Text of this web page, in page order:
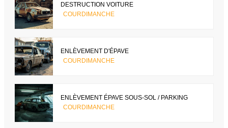
DESTRUCTION VOITURE
COURDIMANCHE
ENLÈVEMENT D'ÉPAVE
COURDIMANCHE
ENLÈVEMENT ÉPAVE SOUS-SOL / PARKING
COURDIMANCHE